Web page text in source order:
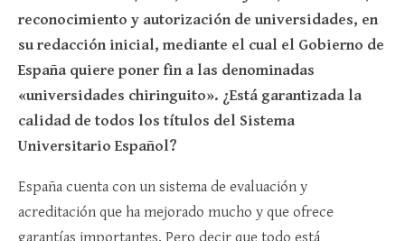
reconocimiento y autorización de universidades, en
su redacción inicial, mediante el cual el Gobierno de
España quiere poner fin a las denominadas
«universidades chiringuito». ¿Está garantizada la
calidad de todos los títulos del Sistema
Universitario Español?
España cuenta con un sistema de evaluación y
acreditación que ha mejorado mucho y que ofrece
garantías importantes. Pero decir que todo está